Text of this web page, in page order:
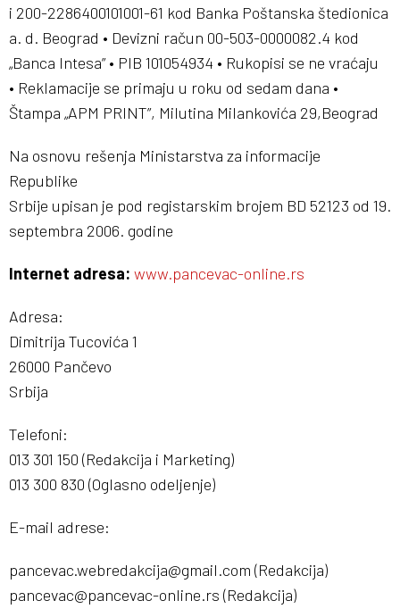
i 200-2286400101001-61 kod Banka Poštanska štedionica
a. d. Beograd • Devizni račun 00-503-0000082.4 kod
„Banca Intesa” • PIB 101054934 • Rukopisi se ne vraćaju
• Reklamacije se primaju u roku od sedam dana •
Štampa „APM PRINT”, Milutina Milankovića 29,Beograd
Na osnovu rešenja Ministarstva za informacije
Republike
Srbije upisan je pod registarskim brojem BD 52123 od 19.
septembra 2006. godine
Internet adresa: www.pancevac-online.rs
Adresa:
Dimitrija Tucovića 1
26000 Pančevo
Srbija
Telefoni:
013 301 150 (Redakcija i Marketing)
013 300 830 (Oglasno odeljenje)
E-mail adrese:
pancevac.webredakcija@gmail.com (Redakcija)
pancevac@pancevac-online.rs (Redakcija)